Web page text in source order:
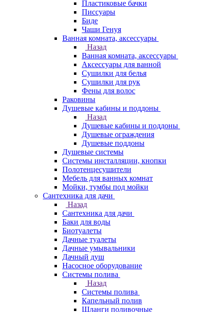
Пластиковые бачки
Писсуары
Биде
Чаши Генуя
Ванная комната, аксессуары
Назад
Ванная комната, аксессуары
Аксессуары для ванной
Сушилки для белья
Сушилки для рук
Фены для волос
Раковины
Душевые кабины и поддоны
Назад
Душевые кабины и поддоны
Душевые ограждения
Душевые поддоны
Душевые системы
Системы инсталляции, кнопки
Полотенцесушители
Мебель для ванных комнат
Мойки, тумбы под мойки
Сантехника для дачи
Назад
Сантехника для дачи
Баки для воды
Биотуалеты
Дачные туалеты
Дачные умывальники
Дачный душ
Насосное оборудование
Системы полива
Назад
Системы полива
Капельный полив
Шланги поливочные